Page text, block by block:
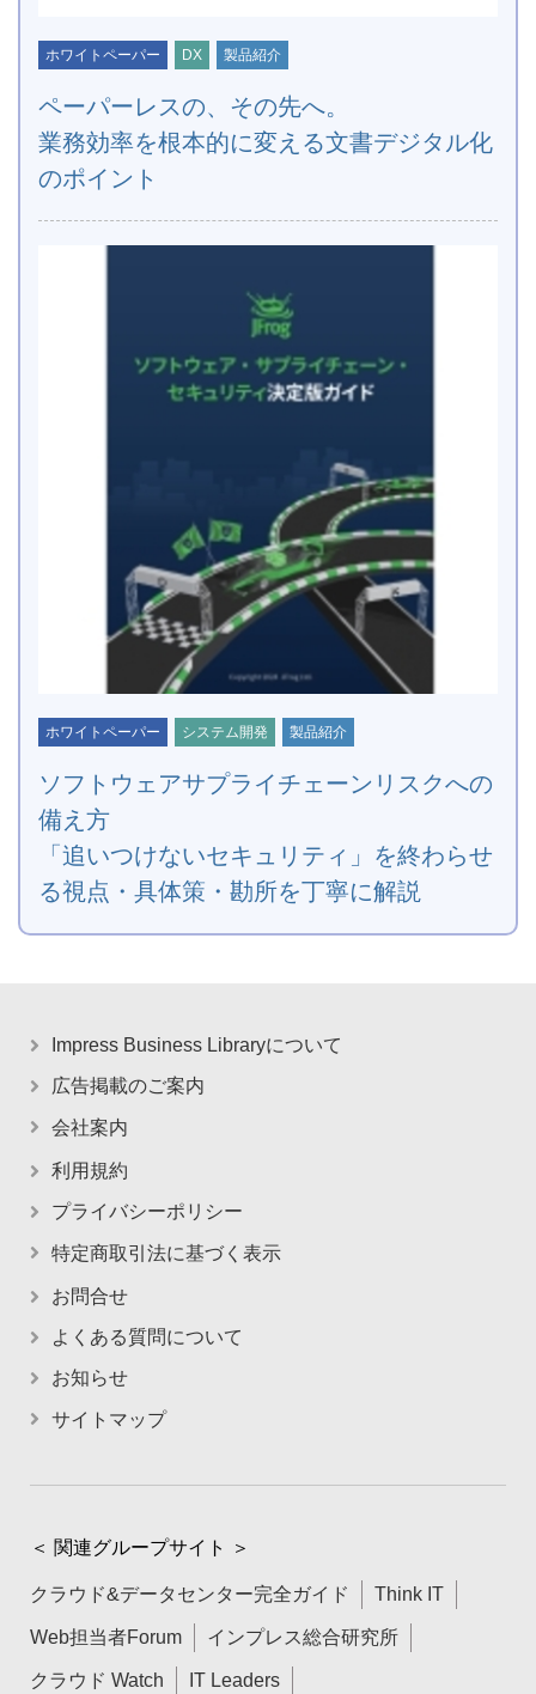
ホワイトペーパー DX 製品紹介
ペーパーレスの、その先へ。
業務効率を根本的に変える文書デジタル化
のポイント
ホワイトペーパー システム開発 製品紹介
ソフトウェアサプライチェーンリスクへの
備え方
「追いつけないセキュリティ」を終わらせ
る視点・具体策・勘所を丁寧に解説
Impress Business Libraryについて
広告掲載のご案内
会社案内
利用規約
プライバシーポリシー
特定商取引法に基づく表示
お問合せ
よくある質問について
お知らせ
サイトマップ
＜ 関連グループサイト ＞
クラウド&データセンター完全ガイド Think IT
Web担当者Forum インプレス総合研究所
クラウド Watch IT Leaders